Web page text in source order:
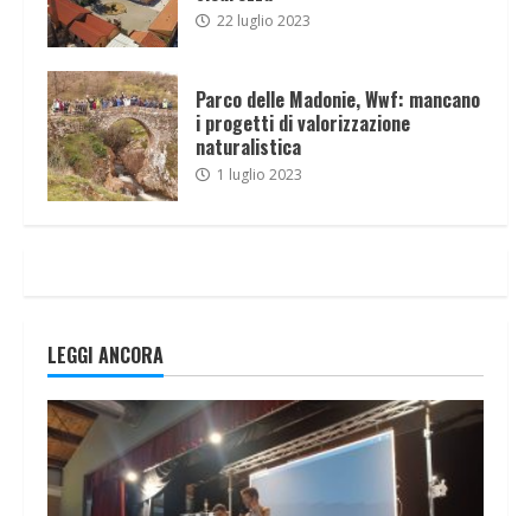
22 luglio 2023
Parco delle Madonie, Wwf: mancano
i progetti di valorizzazione
naturalistica
1 luglio 2023
LEGGI ANCORA